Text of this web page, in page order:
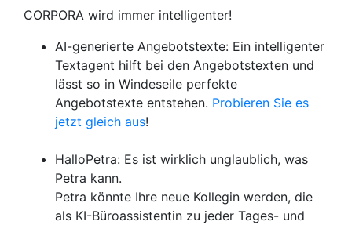
CORPORA wird immer intelligenter!
AI-generierte Angebotstexte: Ein intelligenter
Textagent hilft bei den Angebotstexten und
lässt so in Windeseile perfekte
Angebotstexte entstehen. Probieren Sie es
jetzt gleich aus!
HalloPetra: Es ist wirklich unglaublich, was
Petra kann.
Petra könnte Ihre neue Kollegin werden, die
als KI-Büroassistentin zu jeder Tages- und